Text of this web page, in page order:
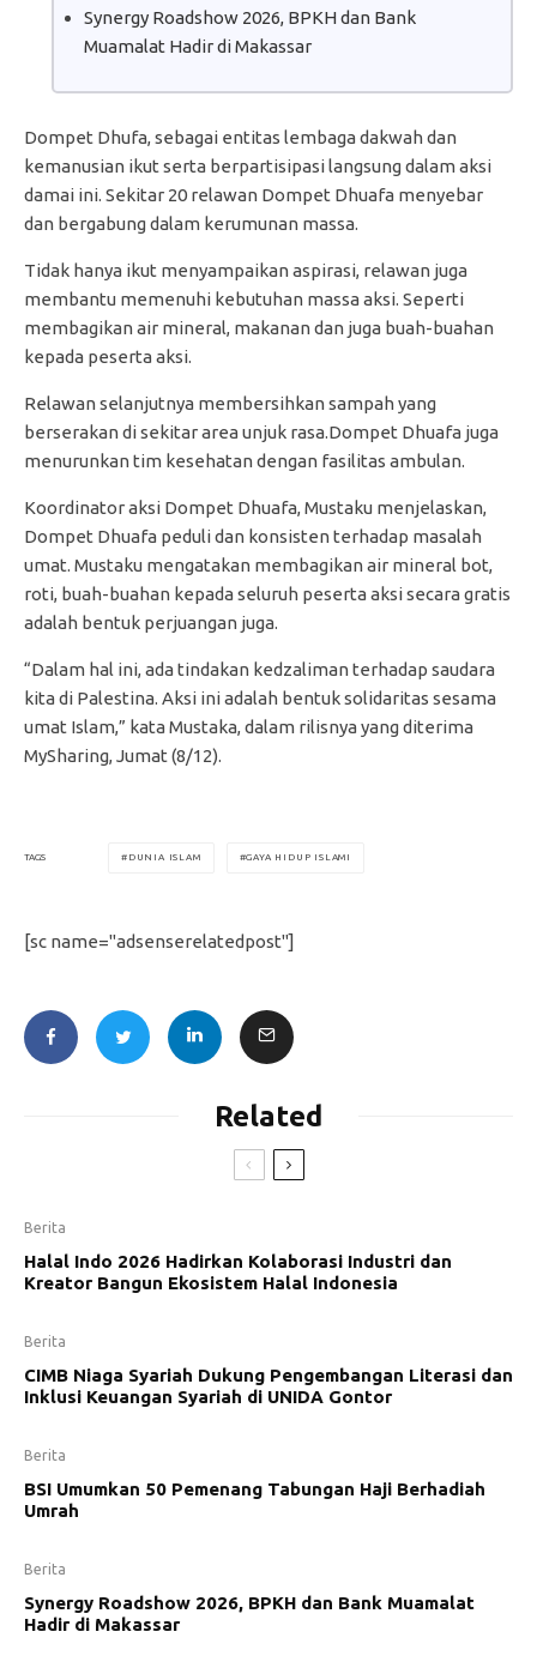
Synergy Roadshow 2026, BPKH dan Bank
Muamalat Hadir di Makassar
Dompet Dhufa, sebagai entitas lembaga dakwah dan
kemanusian ikut serta berpartisipasi langsung dalam aksi
damai ini. Sekitar 20 relawan Dompet Dhuafa menyebar
dan bergabung dalam kerumunan massa.
Tidak hanya ikut menyampaikan aspirasi, relawan juga
membantu memenuhi kebutuhan massa aksi. Seperti
membagikan air mineral, makanan dan juga buah-buahan
kepada peserta aksi.
Relawan selanjutnya membersihkan sampah yang
berserakan di sekitar area unjuk rasa.Dompet Dhuafa juga
menurunkan tim kesehatan dengan fasilitas ambulan.
Koordinator aksi Dompet Dhuafa, Mustaku menjelaskan,
Dompet Dhuafa peduli dan konsisten terhadap masalah
umat. Mustaku mengatakan membagikan air mineral bot,
roti, buah-buahan kepada seluruh peserta aksi secara gratis
adalah bentuk perjuangan juga.
“Dalam hal ini, ada tindakan kedzaliman terhadap saudara
kita di Palestina. Aksi ini adalah bentuk solidaritas sesama
umat Islam,” kata Mustaka, dalam rilisnya yang diterima
MySharing, Jumat (8/12).
TAGS DUNIA ISLAM GAYA HIDUP ISLAMI
[sc name="adsenserelatedpost"]
Related
Berita
Halal Indo 2026 Hadirkan Kolaborasi Industri dan
Kreator Bangun Ekosistem Halal Indonesia
Berita
CIMB Niaga Syariah Dukung Pengembangan Literasi dan
Inklusi Keuangan Syariah di UNIDA Gontor
Berita
BSI Umumkan 50 Pemenang Tabungan Haji Berhadiah
Umrah
Berita
Synergy Roadshow 2026, BPKH dan Bank Muamalat
Hadir di Makassar